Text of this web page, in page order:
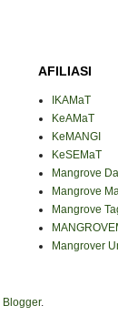
AFILIASI
IKAMaT
KeAMaT
KeMANGI
KeSEMaT
Mangrove
Mangrove
Mangrove
Mangrover
Blogger.